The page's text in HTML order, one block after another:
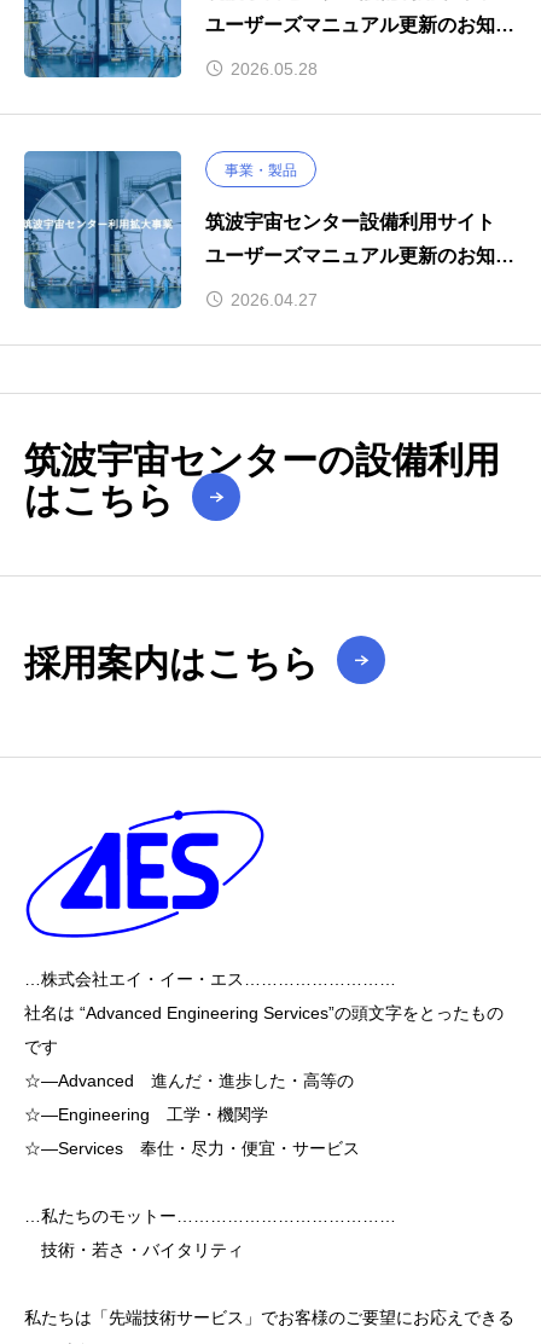
ユーザーズマニュアル更新のお知ら
せ（1ｍΦスペースチャンバ）
2026.05.28
事業・製品
筑波宇宙センター設備利用サイト
ユーザーズマニュアル更新のお知ら
せ（大型振動・音響・大型分離衝
2026.04.27
筑波宇宙センターの設備利用
はこちら
採用案内はこちら
…株式会社エイ・イー・エス………………………
社名は “Advanced Engineering Services”の頭文字をとったもの
です
☆―Advanced 進んだ・進歩した・高等の
☆―Engineering 工学・機関学
☆―Services 奉仕・尽力・便宜・サービス
…私たちのモットー…………………………………
技術・若さ・バイタリティ
私たちは「先端技術サービス」でお客様のご要望にお応えできる